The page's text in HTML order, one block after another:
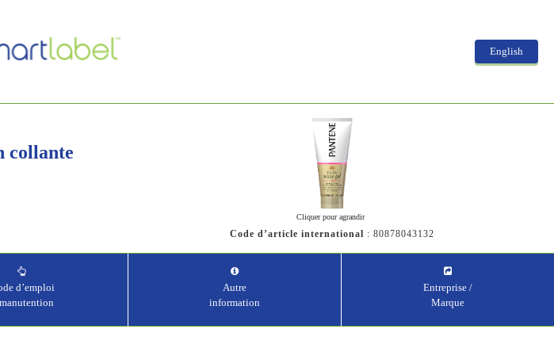
English
collante
Cliquer pour agrandir
Code d’article international : 80878043132
d’emploi
Autre
information
Entreprise /
Marque